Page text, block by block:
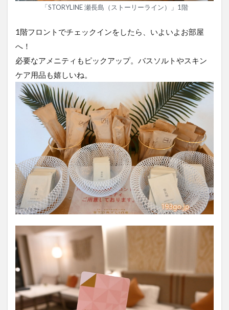
「STORYLINE 瀬長島（ストーリーライン）」1階
1階フロントでチェックインをしたら、いよいよお部屋
へ！
必要なアメニティもピックアップ。バスソルトやスキン
ケア用品も嬉しいね。